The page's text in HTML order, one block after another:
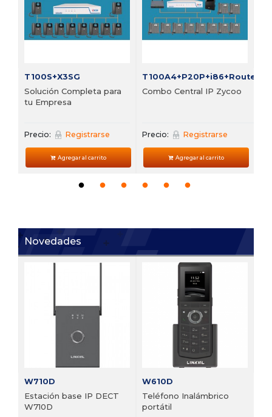
T100S+X3SG
Solución Completa para
tu Empresa
Precio: Registrarse
Agregar al carrito
T100A4+P20P+i86+Router
Combo Central IP Zycoo
Precio: Registrarse
Agregar al carrito
Novedades
W710D
Estación base IP DECT
W710D
W610D
Teléfono Inalámbrico
portátil